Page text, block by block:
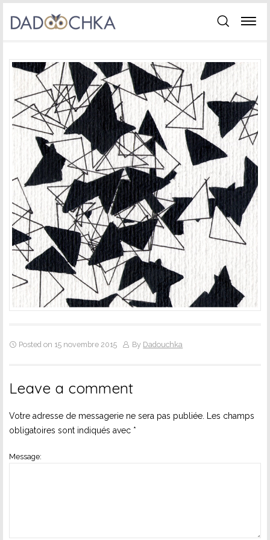
Posted on 15 novembre 2015 By Dadouchka
Leave a comment
Votre adresse de messagerie ne sera pas publiée.
Les champs
obligatoires sont indiqués avec *
Message: